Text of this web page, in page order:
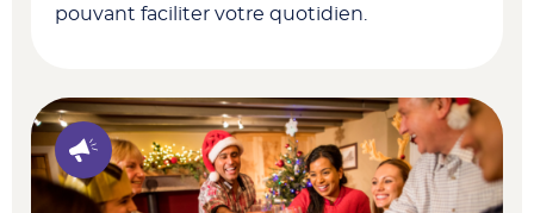
pouvant faciliter votre quotidien.